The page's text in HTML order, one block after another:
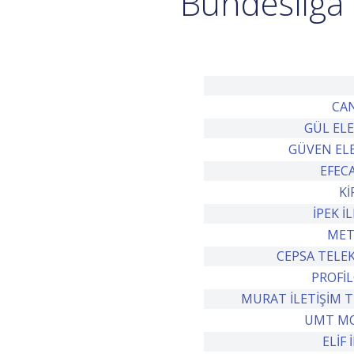
GÜL
GÜVEN
İPEK
CEPSA
MURAT İLETİŞİM
UMT
ELİF